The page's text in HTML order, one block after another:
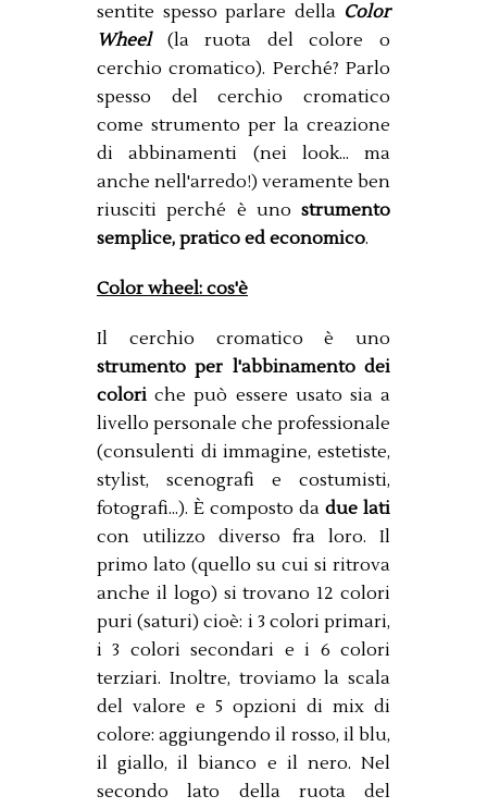
sentite spesso parlare della Color
Wheel(la ruota del colore o
cerchio cromatico). Perché? Parlo
spesso del cerchio cromatico
come strumento per la creazione
di abbinamenti (nei look... ma
anche nell'arredo!) veramente ben
riusciti perché è uno strumento
semplice, pratico ed economico.
Color wheel: cos'è
Il cerchio cromatico è uno
strumento per l'abbinamento dei
colori che può essere usato sia a
livello personale che professionale
(consulenti di immagine, estetiste,
stylist, scenografi e costumisti,
fotografi...). È composto da due lati
con utilizzo diverso fra loro. Il
primo lato (quello su cui si ritrova
anche il logo) si trovano 12 colori
puri (saturi) cioè: i 3 colori primari,
i 3 colori secondari e i 6 colori
terziari. Inoltre, troviamo la scala
del valore e 5 opzioni di mix di
colore: aggiungendo il rosso, il blu,
il giallo, il bianco e il nero. Nel
secondo lato della ruota del